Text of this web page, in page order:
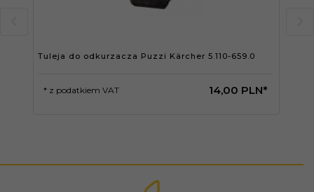
Tuleja do odkurzacza Puzzi Kärcher 5.110-659.0
14,00 PLN*
* z podatkiem VAT